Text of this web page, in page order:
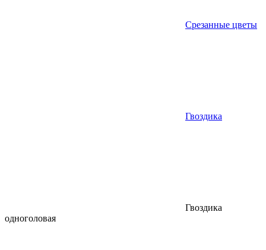
Срезанные цветы
Гвоздика
Гвоздика
одноголовая